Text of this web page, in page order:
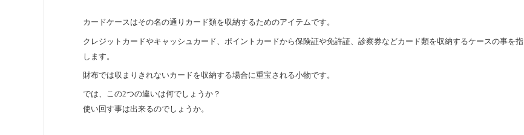
カードケースはその名の通りカード類を収納するためのアイテムです。
クレジットカードやキャッシュカード、ポイントカードから保険証や免許証、診察券などカード類を収納するケースの事を指
します。
財布では収まりきれないカードを収納する場合に重宝される小物です。
では、この2つの違いは何でしょうか？
使い回す事は出来るのでしょうか。